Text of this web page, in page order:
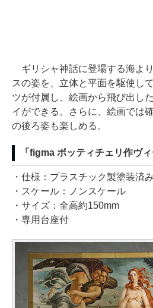
ギリシャ神話に登場する海よ
スの姿を、立体と平面を駆使し
ツが付属し、絵画から飛び出し
イができる。さらに、絵画では
の後ろ姿も楽しめる。
「figma ボッティチェリ作ヴ
・仕様：プラスチック製塗装済
・スケール：ノンスケール
・サイズ：全高約150mm
・専用台座付